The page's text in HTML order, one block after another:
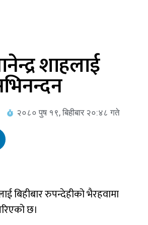
शाहलाई
२०८० पुष १९, बिहीबार २०:४८ गते
बिहीबार रुपन्देहीको भैरहवामा
छ।